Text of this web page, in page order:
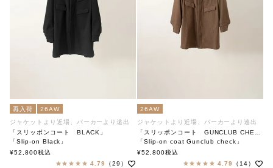
再入荷
26AW
ジャケットより近場、パーカーより遠出
「スリッポンコート BLACK」
「Slip-on Black」
soutiencollar（ステンカラー）
¥52,800税込
4.79
（29）
26AW
ジャケットより近場、パーカーより遠出
「スリッポンコート GUNCLUB CHECK」
「Slip-on coat Gunclub check」
soutiencollar（ステンカラー）
¥52,800税込
4.79
（14）